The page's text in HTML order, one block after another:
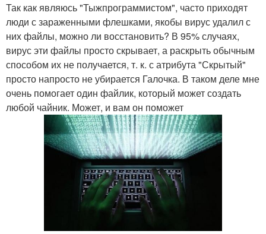
Так как являюсь "Тыжпрограммистом", часто приходят
люди с зараженными флешками, якобы вирус удалил с
них файлы, можно ли восстановить? В 95% случаях,
вирус эти файлы просто скрывает, а раскрыть обычным
способом их не получается, т. к. с атрибута "Скрытый"
просто напросто не убирается Галочка. В таком деле мне
очень помогает один файлик, который может создать
любой чайник. Может, и вам он поможет